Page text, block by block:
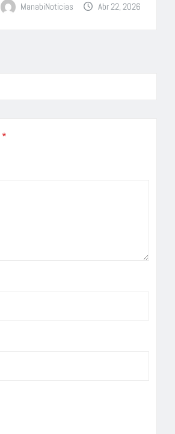
ManabiNoticias Abr 22, 2026
*